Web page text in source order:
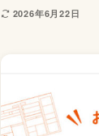
2026年6月22日